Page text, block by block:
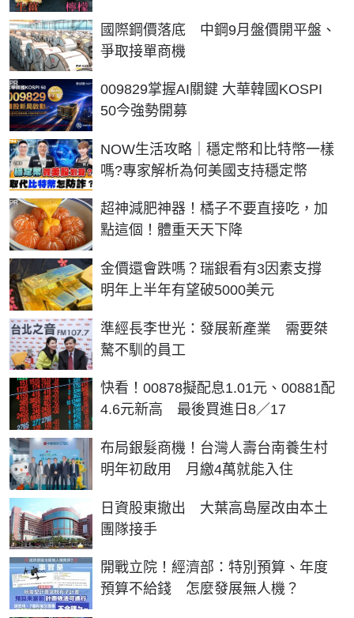
國際鋼價落底 中鋼9月盤價開平盤、
爭取接單商機
009829掌握AI關鍵 大華韓國KOSPI
50今強勢開募
PR
NOW生活攻略｜穩定幣和比特幣一樣
嗎?專家解析為何美國支持穩定幣
超神減肥神器！橘子不要直接吃，加
點這個！體重天天下降
PR
金價還會跌嗎？瑞銀看有3因素支撐
明年上半年有望破5000美元
準經長李世光：發展新產業 需要桀
驁不馴的員工
快看！00878擬配息1.01元、00881配
4.6元新高 最後買進日8／17
布局銀髮商機！台灣人壽台南養生村
明年初啟用 月繳4萬就能入住
日資股東撤出 大葉高島屋改由本土
團隊接手
開戰立院！經濟部：特別預算、年度
預算不給錢 怎麼發展無人機？